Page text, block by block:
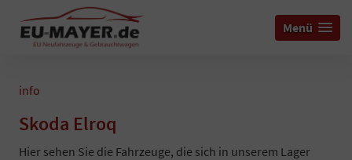
Menü
info
Skoda Elroq
Hier sehen Sie die Fahrzeuge, die sich in unserem Lager